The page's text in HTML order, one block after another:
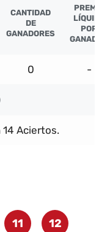
CANTIDAD
DE
GANADORES
PREMIO
LÍQUIDO
POR
GANADOR
0 -
14 Aciertos.
11 12